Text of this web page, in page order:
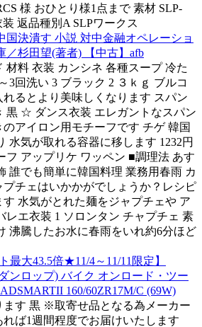
様 おひとり様1点まで 素材 SLP-
返品種別A SLPワークス
国決潰す 小説 対中金融オペレーショ
／杉田望(著者) 【中古】afb
材料 衣装 カンシネ 各種スープ 冷た
3回洗い 3 ブラック 2 ３ｋｇ ブルコ
れるとより美味しくなります スパン
黒 ☆ ダンス衣装 エレガントなスパン
のアイロン用モチーフです チゲ 韓国
水気が取れる容器に移します 1232円
フ アップリケ ワッペン ■調理法 あす
誰でも簡単に韓国料理 業務用春雨 カ
プチェはいかかがでしょうか？レシピ
す 水気がとれた麺をジャプチェや ア
レエ衣装 1 ソロンタン チャプチェ 素
沸騰したお水に春雨をいれ約6分ほど
最大43.5倍★11/4～11/11限定】
ンロップ) バイク オンロード・ツー
160/60ZR17M/C (69W)
ます 黒 ※取寄せ品となる為メーカー
れば1週間程度でお届けいたします